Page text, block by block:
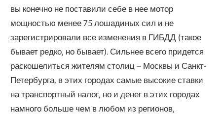
вы конечно не поставили себе в нее мотор
мощностью менее 75 лошадиных сил и не
зарегистрировали все изменения в ГИБДД (такое
бывает редко, но бывает). Сильнее всего придется
раскошелиться жителям столиц – Москвы и Санкт-
Петербурга, в этих городах самые высокие ставки
на транспортный налог, но и денег в этих городах
намного больше чем в любом из регионов,